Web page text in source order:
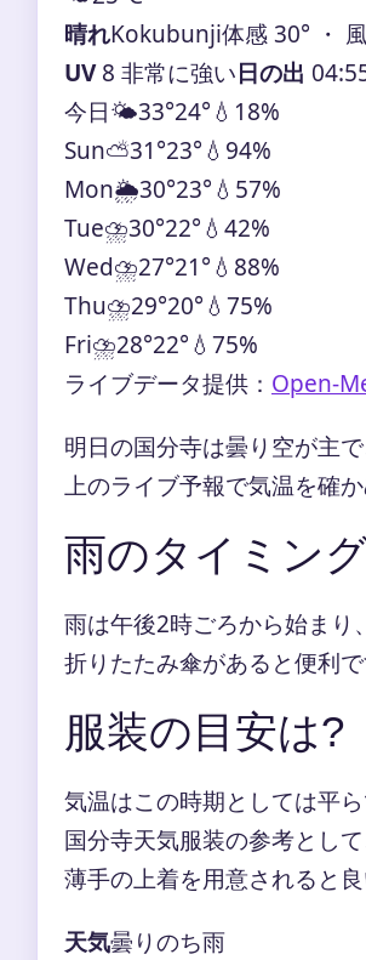
晴れKokubunji体感 30° ・
UV8 非常に強い日の出
今日🌤️33°24°💧18%
Sun⛅31°23°💧94%
Mon🌦️30°23°💧57%
Tue⛈️30°22°💧42%
Wed⛈️27°21°💧88%
Thu⛈️29°20°💧75%
Fri⛈️28°22°💧75%
ライブデータ提供： Open-
明日の国分寺は曇り空が主
上のライブ予報で気温を確か
雨のタイミン
雨は午後2時ごろから始まり
折りたたみ傘があると便利
服装の目安は?
気温はこの時期としては平
国分寺天気服装の参考とし
薄手の上着を用意されると良
天気曇りのち雨